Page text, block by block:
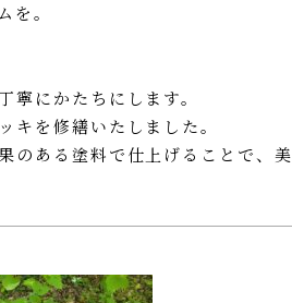
フォームを。
くもり、
寧にかたちにします。
キを修繕いたしました。
のある塗料で仕上げることで、美